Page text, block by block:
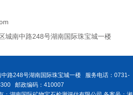
城南中路248号湖南国际珠宝城一楼
中路248号湖南国际珠宝城一楼 服务电话：0731-
邮政编码：410007